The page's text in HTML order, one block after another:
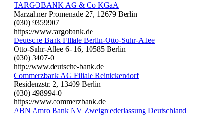
TARGOBANK AG & Co KGaA
Marzahner Promenade 27, 12679 Berlin
(030) 9359907
https://www.targobank.de
Deutsche Bank Filiale Berlin-Otto-Suhr-Allee
Otto-Suhr-Allee 6- 16, 10585 Berlin
(030) 3407-0
http://www.deutsche-bank.de
Commerzbank AG Filiale Reinickendorf
Residenzstr. 2, 13409 Berlin
(030) 498994-0
https://www.commerzbank.de
ABN Amro Bank NV Zweigniederlassung Deutschland